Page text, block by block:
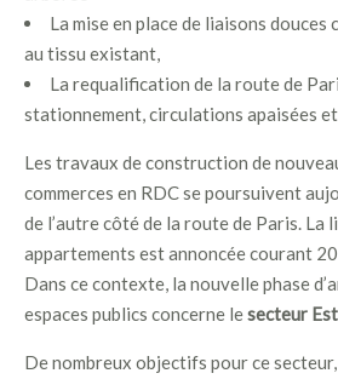
La mise en place de liaisons
au tissu existant,
La requalification de la route de
stationnement, circulations apaisées
Les travaux de construction de
commerces en RDC se poursuivent
de l’autre côté de la route de Paris. La
appartements est annoncée courant
Dans ce contexte, la nouvelle phase
espaces publics concerne lesecteur Est
De nombreux objectifs pour ce